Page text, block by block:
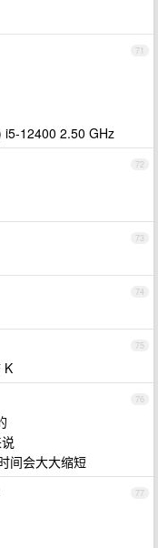
71
i5-12400 2.50 GHz
72
73
74
75
K
76
间会大大缩短
77